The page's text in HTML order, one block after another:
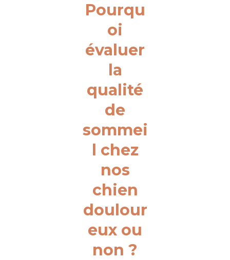
Pourqu
oi
évaluer
la
qualité
de
sommei
l chez
nos
chien
doulour
eux ou
non ?